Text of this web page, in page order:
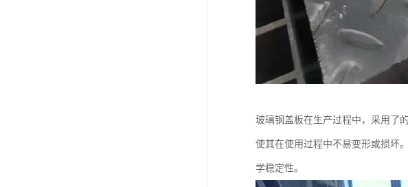
玻璃钢盖板在生产过程中，采用了
使其在使用过程中不易变形或损坏
学稳定性。